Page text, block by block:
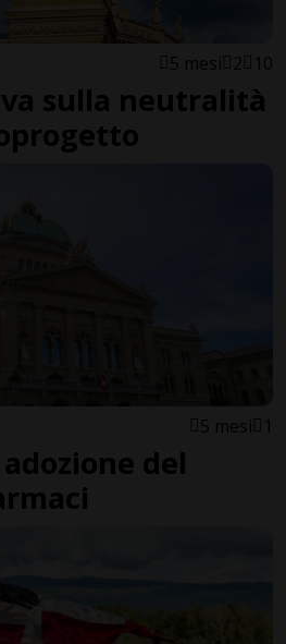
5 mesi 2 10
sulla neutralità
5 mesi 1
del